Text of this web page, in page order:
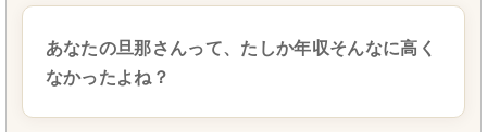
あなたの旦那さんって、たしか年収そんなに高く
なかったよね？